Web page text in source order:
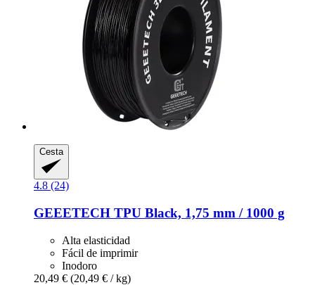
Cesta
4.8 (24)
GEEETECH TPU Black, 1,75 mm / 1000 g
Alta elasticidad
Fácil de imprimir
Inodoro
20,49 € (20,49 € / kg)